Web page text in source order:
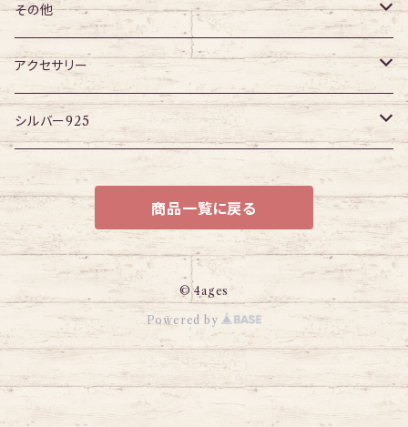
チューブ
パーツ
アイレット
パーツ
プラグ
アイレット
トンネル
プラグ
アイレット
その他
ボディピアス・ピアス以外
アクセサリー
ネックレス
ブレスレット
シルバー925
チェーン
商品一覧に戻る
© 4ages
Powered by